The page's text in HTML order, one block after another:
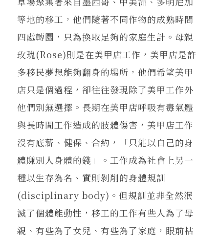
等地的移工，他們隨著不同作物的成熟時間
四處轉圜，只為換取足夠的家庭生計。母親
玫瑰(Rose)則是在美甲店工作，美甲店是許
多移民夢想能夠翻身的場所，他們希望美甲
店只是個過程，卻往往發現除了美甲工作外
他們別無選擇。長期在美甲店呼吸有毒氣體
與長時間工作造成的肢體傷害，美甲店工作
沒有底薪、健保、合約，「只能以自己的身
體賺別人身體的錢」。工作成為社會上另一
種以生存為名、實則剝削的身體規訓
(disciplinary body)。但規訓並非全然泯
滅了個體能動性，移工的工作有些人為了母
親、有些為了女兒、有些為了家庭，眼前枯